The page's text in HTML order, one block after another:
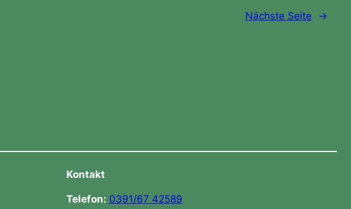
Nächste Seite →
Kontakt
Telefon: 0391/67 42589